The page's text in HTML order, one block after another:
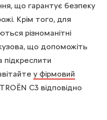
що гарантує безпеку
Крім того, для
різноманітні
кузова, що допоможіть
підкреслити
у фірмовий
C3 відповідно